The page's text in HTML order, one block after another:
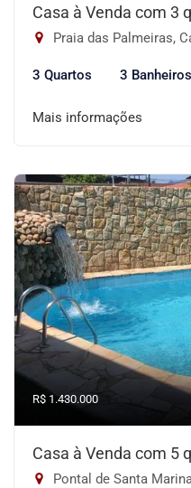
Casa à Venda com 3
Praia das Palmeiras,
3 Quartos 3 Banheiros
Mais informações
R$ 1.430.000
Casa à Venda com 5
Pontal de Santa